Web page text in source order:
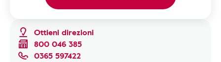
Ottieni direzioni
800 046 385
0365 597422